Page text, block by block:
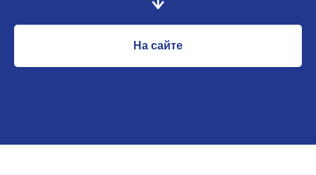
На сайте